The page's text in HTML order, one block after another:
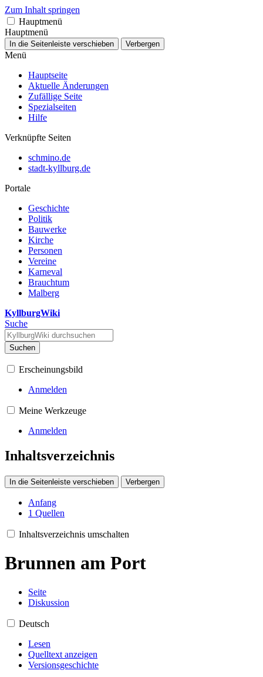
Zum Inhalt springen
Hauptmenü
Hauptmenü
In die Seitenleiste verschieben Verbergen
Menü
Hauptseite
Aktuelle Änderungen
Zufällige Seite
Spezialseiten
Hilfe
Verknüpfte Seiten
schmino.de
stadt-kyllburg.de
Portale
Geschichte
Politik
Bauwerke
Kirche
Personen
Vereine
Karneval
Brauchtum
Malberg
KyllburgWiki
Suche
Suchen
Erscheinungsbild
Anmelden
Meine Werkzeuge
Anmelden
Inhaltsverzeichnis
In die Seitenleiste verschieben Verbergen
Anfang
1 Quellen
Inhaltsverzeichnis umschalten
Brunnen am Port
Seite
Diskussion
Deutsch
Lesen
Quelltext anzeigen
Versionsgeschichte